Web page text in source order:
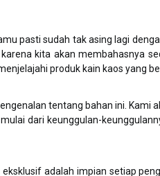
pasti sudah tak asing lagi
kita akan membahasnya
produk kain kaos yang
tentang bahan ini. Kami
dari keunggulan-
eksklusif adalah impian setiap